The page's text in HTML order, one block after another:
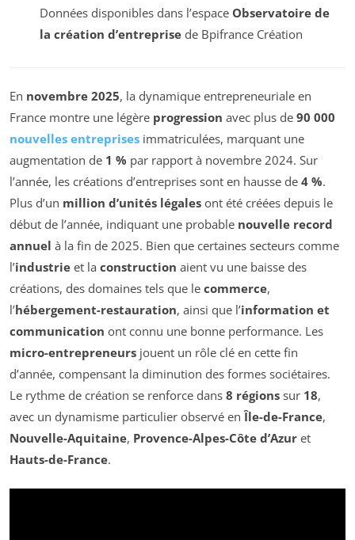
Données disponibles dans l’espace Observatoire de
la création d’entreprisede Bpifrance Création
En novembre 2025, la dynamique entrepreneuriale en
France montre une légère progression avec plus de 90 000
nouvelles entreprises immatriculées, marquant une
augmentation de 1 % par rapport à novembre 2024. Sur
l’année, les créations d’entreprises sont en hausse de 4 %.
Plus d’un million d’unités légales ont été créées depuis le
début de l’année, indiquant une probable nouvelle record
annuel à la fin de 2025. Bien que certaines secteurs comme
l’industrie et la construction aient vu une baisse des
créations, des domaines tels que le commerce,
l’hébergement-restauration, ainsi que l’information et
communication ont connu une bonne performance. Les
micro-entrepreneurs jouent un rôle clé en cette fin
d’année, compensant la diminution des formes sociétaires.
Le rythme de création se renforce dans 8 régions sur 18,
avec un dynamisme particulier observé enÎle-de-France,
Nouvelle-Aquitaine, Provence-Alpes-Côte d’Azur et
Hauts-de-France.